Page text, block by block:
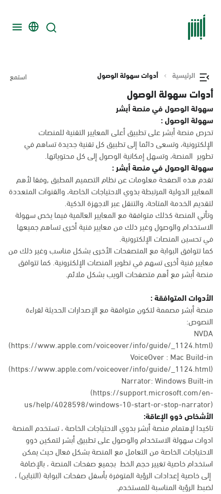
الرئيسية أدوات سهولة الوصول استمع
أدوات سهولة الوصول
سهولة الوصول في منصة أبشر
سهولة الوصول :
تحرص منصة أبشر على تطبيق أعلى المعايير التقنية للمنصات
الإلكترونية، وتسعى دائما إلى تطبيق كل تقنية جديدة تساهم في
تطوير المنصة، وتسهل إمكانية الوصول إلى كل محتوياتها.
سهولة الوصول في منصة أبشر :
تقدم هذه الصفحة معلومات عن نظام التصميم المطبق ,وفقا لأهم
المعايير الدولية المرتبطة بذوي الاحتياجات الخاصة، والقنوات المتعددة
لتقديم الخدمة المتاحة، والتنقل عبر الاجهزة الذكية.
وتأتي المنصة كذلك متوافقة مع المعايير العالمية فيما يخص سهولة
الاستخدام والوصول وغير ذلك من معايير فنية أخرى تساهم جميعها
في تحسين المنصات الإلكترونية.
كما تتوافق البوابة مع المتصفحات الأخرى بشكل مناسب وغير ذلك من
معايير فنية أخرى تسهم في تطوير المنصات الإلكترونية. كما تتوافق
منصة أبشر مع أهم متصفحات الويب بشكل ملائم.
الأدوات المتوافقة :
منصة أبشر مصممة لتكون متوافقة مع الإصدارات الحديثة لقراءة
النصوص:
NVDA
(https://www.apple.com/voiceover/info/guide/_1124.html)
VoiceOver : Mac Build-in
(https://www.apple.com/voiceover/info/guide/_1124.html)
Narrator: Windows Built-in
(https://support.microsoft.com/en-
us/help/4028598/windows-10-start-or-stop-narrator)
الأشخاص ذوو الإعاقة:
تاكيدا لإهتمام منصة أبشر بذوي الاحتياجات الخاصة ، تستخدم المنصة
ادوات سهولة الاستخدام والوصول على تطبيق أبشر لتمكين ذوو
الاحتياجات الخاصة من التعامل مع المنصة بشكل فعال حيث يمكن
استخدام خاصية تغيير حجم الخط بجميع صفحات المنصة ، بالإضافة
إلى خاصية إعدادات الرؤية المتوفرة بأسفل صفحات البوابة (التباين) ،
لضبط الرؤية المناسبة للمستخدم.